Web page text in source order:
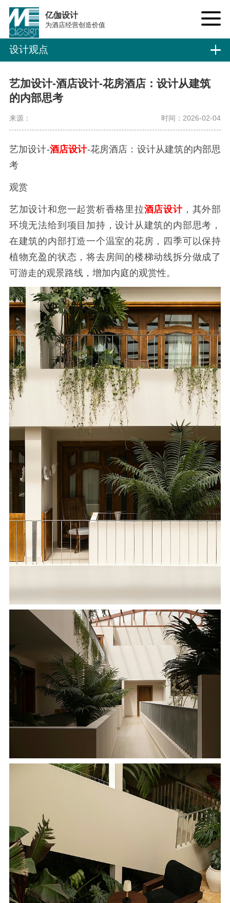
亿伽设计
为酒店经营创造价值
设计观点
艺加设计-酒店设计-花房酒店：设计从建筑
的内部思考
来源： 时间：2026-02-04
艺加设计-酒店设计-花房酒店：设计从建筑的内部思
考
观赏
艺加设计和您一起赏析香格里拉酒店设计，其外部
环境无法给到项目加持，设计从建筑的内部思考，
在建筑的内部打造一个温室的花房，四季可以保持
植物充盈的状态，将去房间的楼梯动线拆分做成了
可游走的观景路线，增加内庭的观赏性。